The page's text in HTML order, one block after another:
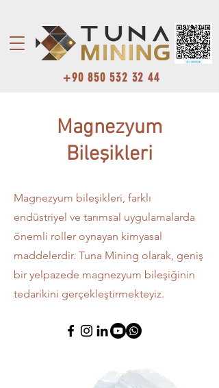
+90 850 532 32 44
Magnezyum
Bileşikleri
Magnezyum bileşikleri, farklı
endüstriyel ve tarımsal uygulamalarda
önemli roller oynayan kimyasal
maddelerdir. Tuna Mining olarak, geniş
bir yelpazede magnezyum bileşiğinin
tedarikini gerçekleştirmekteyiz.